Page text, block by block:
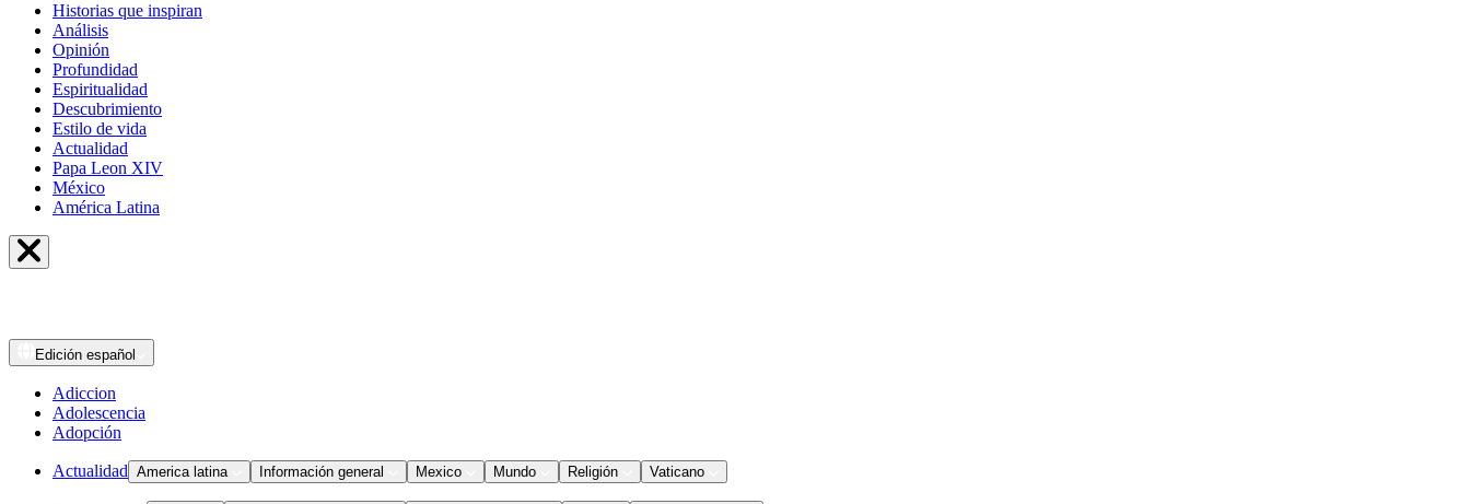
Historias que inspiran
Análisis
Opinión
Profundidad
Espiritualidad
Descubrimiento
Estilo de vida
Actualidad
Papa Leon XIV
México
América Latina
Edición español
Adiccion
Adolescencia
Adopción
Actualidad America latina Información general Mexico Mundo Religión Vaticano